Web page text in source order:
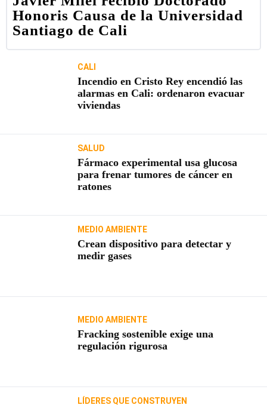
Honoris Causa de la Universidad
Santiago de Cali
CALI
Incendio en Cristo Rey encendió las
alarmas en Cali: ordenaron evacuar
viviendas
SALUD
Fármaco experimental usa glucosa
para frenar tumores de cáncer en
ratones
MEDIO AMBIENTE
Crean dispositivo para detectar y
medir gases
MEDIO AMBIENTE
Fracking sostenible exige una
regulación rigurosa
LÍDERES QUE CONSTRUYEN